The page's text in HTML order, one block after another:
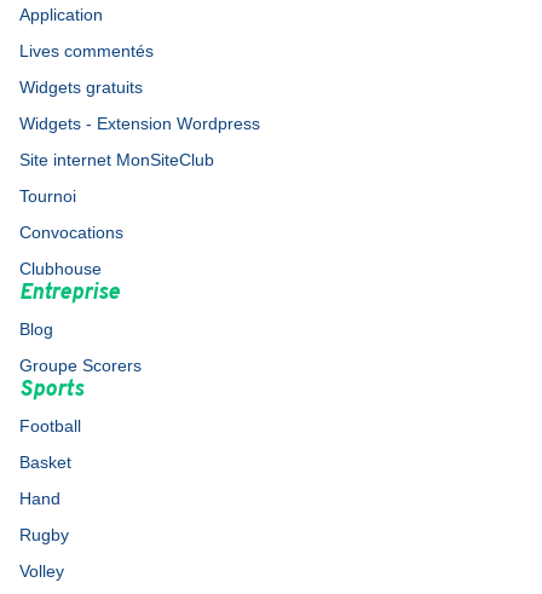
Application
Lives commentés
Widgets gratuits
Widgets - Extension Wordpress
Site internet MonSiteClub
Tournoi
Convocations
Clubhouse
Entreprise
Blog
Groupe Scorers
Sports
Football
Basket
Hand
Rugby
Volley